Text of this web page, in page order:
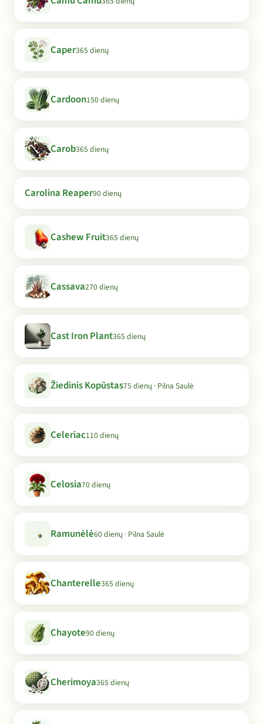
Caper365 dienų
Cardoon150 dienų
Carob365 dienų
Carolina Reaper90 dienų
Cashew Fruit365 dienų
Cassava270 dienų
Cast Iron Plant365 dienų
Žiedinis Kopūstas75 dienų · Pilna Saulė
Celeriac110 dienų
Celosia70 dienų
Ramunėlė60 dienų · Pilna Saulė
Chanterelle365 dienų
Chayote90 dienų
Cherimoya365 dienų